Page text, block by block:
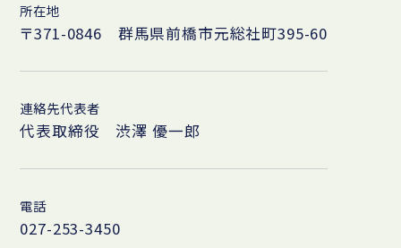
所在地
〒371-0846 群馬県前橋市元総社町395-60
連絡先代表者
代表取締役 渋澤 優一郎
電話
027-253-3450